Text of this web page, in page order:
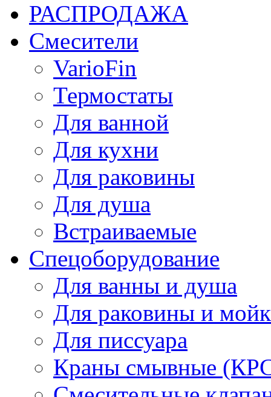
РАСПРОДАЖА
Смесители
VarioFin
Термостаты
Для ванной
Для кухни
Для раковины
Для душа
Встраиваемые
Спецоборудование
Для ванны и душа
Для раковины и
Для писсуара
Краны смывные